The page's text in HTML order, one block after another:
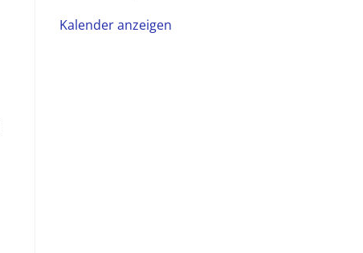
Kalender anzeigen